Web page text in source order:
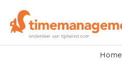
Home